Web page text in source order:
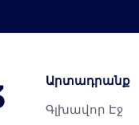
Արտադրանք
Գլխավոր Էջ